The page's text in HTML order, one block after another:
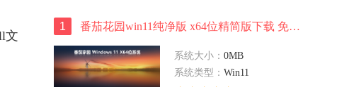
文
1 番茄花园win11纯净版 x64位精简版下载 免激活工具 ISO镜像下载
系统大小： 0MB
系统类型： Win11